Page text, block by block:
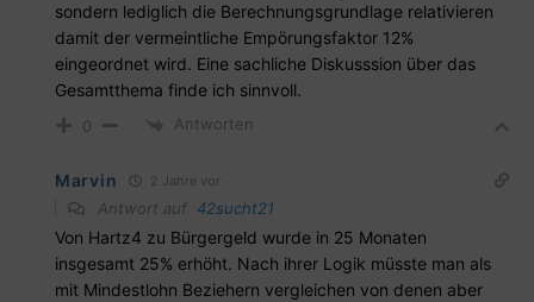
sondern lediglich die Berechnungsgrundlage relativieren
damit der vermeintliche Empörungsfaktor 12%
eingeordnet wird. Eine sachliche Diskusssion über das
Gesamtthema finde ich sinnvoll.
0 Antworten
Marvin 2 Jahre vor
Antwort auf 42sucht21
Von Hartz4 zu Bürgergeld wurde in 25 Monaten
insgesamt 25% erhöht. Nach ihrer Logik müsste man als
mit Mindestlohn Beziehern vergleichen von denen aber